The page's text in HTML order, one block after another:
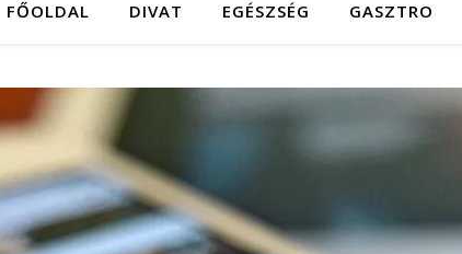
FŐOLDAL DIVAT EGÉSZSÉG GASZTRO